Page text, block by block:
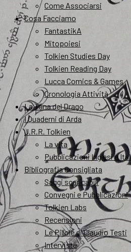
Come Associarsi
Cosa Facciamo
FantastikA
Mitopoiesi
Tolkien Studies Day
Tolkien Reading Day
Lucca Comics & Games
Cronologia Attività
La Tana del Drago
I Quaderni di Arda
J.R.R. Tolkien
La vita
Pubblicazioni Inglesi e
Bibliografia Consigliata
Saggi scaricabili
Convegni e Pubblicazioni
Tolkien Labs
Recensioni
Le Pillole di Claudio Testi
Interviste